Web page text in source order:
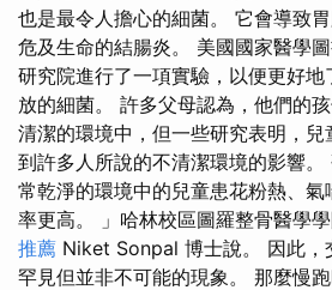
也是最令人擔心的細菌。 它會導致
危及生命的結腸炎。 美國國家醫學
研究院進行了一項實驗，以便更好
放的細菌。 許多父母認為，他們的
清潔的環境中，但一些研究表明，
到許多人所說的不清潔環境的影響
常乾淨的環境中的兒童患花粉熱、
率更高。 」哈林校區圖羅整骨醫學
推薦 Niket Sonpal 博士說。 因此，
罕見但並非不可能的現象。 那麼慢